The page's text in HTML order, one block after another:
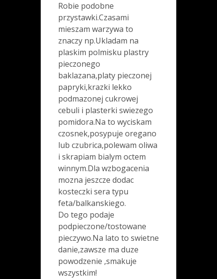
Robie podobne
przystawki.Czasami
mieszam warzywa to
znaczy np.Ukladam na
plaskim polmisku plastry
pieczonego
baklazana,platy pieczonej
papryki,krazki lekko
podmazonej cukrowej
cebuli i plasterki swiezego
pomidora.Na to wyciskam
czosnek,posypuje oregano
lub czubrica,polewam oliwa
i skrapiam bialym octem
winnym.Dla wzbogacenia
mozna jeszcze dodac
kosteczki sera typu
feta/balkanskiego.
Do tego podaje
podpieczone/tostowane
pieczywo.Na lato to swietne
danie,zawsze ma duze
powodzenie ,smakuje
wszystkim!